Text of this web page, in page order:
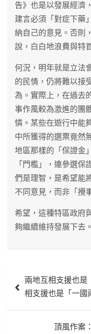
告》也是以發展經濟
建言必須「對症下藥
納自己的意見。否則
說，白白地浪費與特
何況，明年就是立法
的民情，仍將難以接
為。實際上，在過去
事作風較為激進的團
憐。某些在遊行中能
中所獲得的選票竟然
地區那樣的「保證金
「門檻」，連參選
們是理智，是希望能
不同意見，而非「攪
希望，這種特區政府
夠繼續維持發展下去
章
兩地互相支援也是
相支援也是「一國
頂風作案